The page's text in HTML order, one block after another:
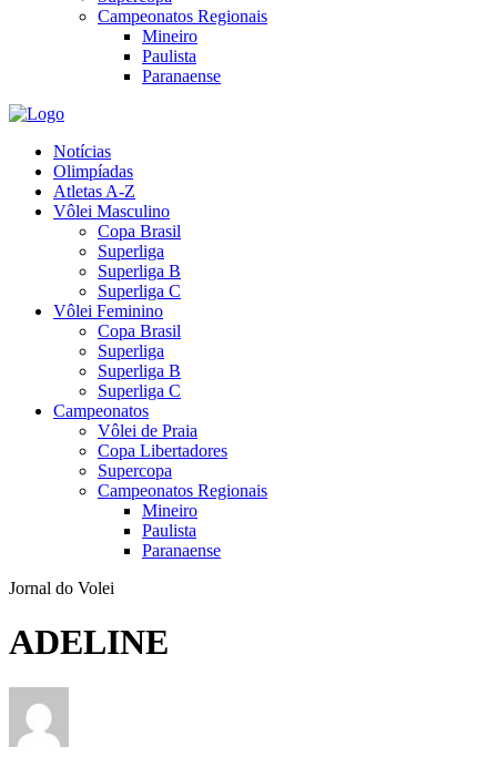
Campeonatos Regionais
Mineiro
Paulista
Paranaense
Notícias
Olimpíadas
Atletas A-Z
Vôlei Masculino
Copa Brasil
Superliga
Superliga B
Superliga C
Vôlei Feminino
Copa Brasil
Superliga
Superliga B
Superliga C
Campeonatos
Vôlei de Praia
Copa Libertadores
Supercopa
Campeonatos Regionais
Mineiro
Paulista
Paranaense
Jornal do Volei
ADELINE